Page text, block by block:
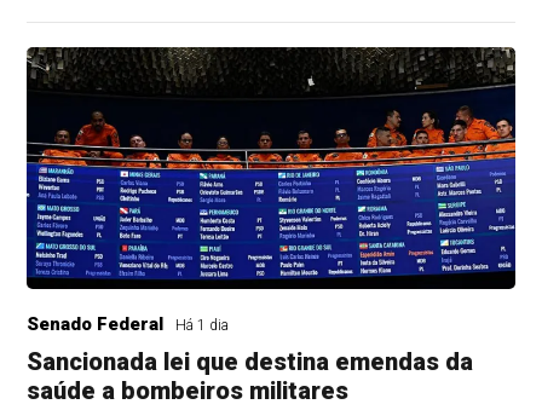
Senado Federal Há 1 dia
Sancionada lei que destina emendas da
saúde a bombeiros militares